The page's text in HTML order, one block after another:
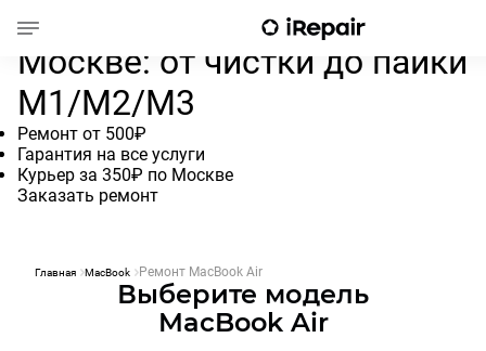
Ремонт MacBook Air в
Москве: от чистки до пайки
M1/M2/M3
Ремонт от 500₽
Гарантия на все услуги
Курьер за 350₽ по Москве
Заказать ремонт
Главная MacBook Ремонт MacBook Air
Выберите модель
MacBook Air